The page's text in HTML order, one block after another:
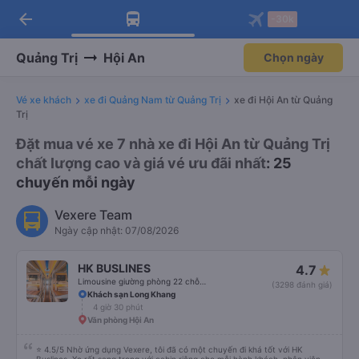
Tải app Vexere ngay!
Nhận ưu đãi thành viên độc
Mở app
Tải app Vexere
-30k/ghế khi đặt vé máy bay qua
Mở app
arrow_back
Quảng Trị Hội An Chọn ngày
Vé xe khách xe đi Quảng Nam từ Quảng Trị
xe đi Hội An từ Quảng
Trị
Đặt mua vé xe 7 nhà xe đi Hội An từ Quảng Trị
chất lượng cao và giá vé ưu đãi nhất: 25
chuyến mỗi ngày
Vexere Team
Ngày cập nhật: 07/08/2026
HK BUSLINES 4.7
(3298 đánh giá)
Khách sạn Long Khang
4 giờ 30 phút
Văn phòng Hội An
⭐ 4.5/5 Nhờ ứng dụng Vexere, tôi đã có một chuyến đi khá tốt với HK